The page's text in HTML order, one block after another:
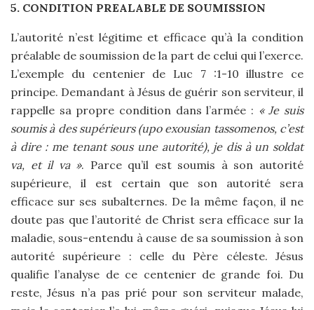
5. CONDITION PREALABLE DE SOUMISSION
L’autorité n’est légitime et efficace qu’à la condition
préalable de soumission de la part de celui qui l’exerce.
L’exemple du centenier de Luc 7 :1-10 illustre ce
principe. Demandant à Jésus de guérir son serviteur, il
rappelle sa propre condition dans l’armée : « Je suis
soumis à des supérieurs (upo exousian tassomenos, c’est
à dire : me tenant sous une autorité), je dis à un soldat
va, et il va ». Parce qu’il est soumis à son autorité
supérieure, il est certain que son autorité sera
efficace sur ses subalternes. De la même façon, il ne
doute pas que l’autorité de Christ sera efficace sur la
maladie, sous-entendu à cause de sa soumission à son
autorité supérieure : celle du Père céleste. Jésus
qualifie l’analyse de ce centenier de grande foi. Du
reste, Jésus n’a pas prié pour son serviteur malade,